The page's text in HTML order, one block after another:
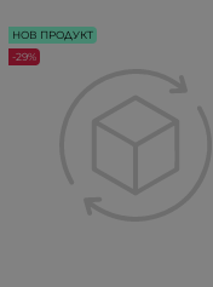
НОВ ПРОДУКТ
-29%